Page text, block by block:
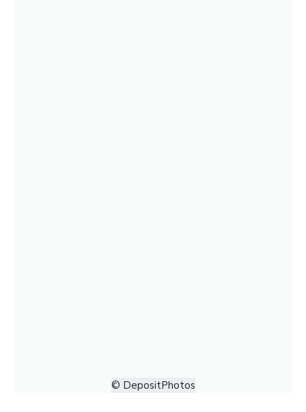
© DepositPhotos